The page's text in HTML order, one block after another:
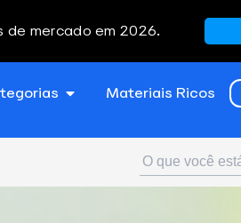
de mercado em 2026.
Materiais Ricos